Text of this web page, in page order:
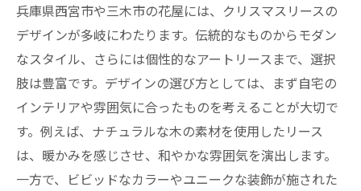
地元素材を活用した環境に優しいクリスマ
スリース
西宮市の花屋が提案するユニークなデザイ
ン
地域文化を反映した西宮市のクリスマスリ
ース
地元で人気のクリスマスリースのスタイル
兵庫県西宮市や三木市の花屋には、クリスマスリースの
デザインが多岐にわたります。伝統的なものからモダン
なスタイル、さらには個性的なアートリースまで、選択
肢は豊富です。デザインの選び方としては、まず自宅の
インテリアや雰囲気に合ったものを考えることが大切で
す。例えば、ナチュラルな木の素材を使用したリース
は、暖かみを感じさせ、和やかな雰囲気を演出します。
一方で、ビビッドなカラーやユニークな装飾が施された